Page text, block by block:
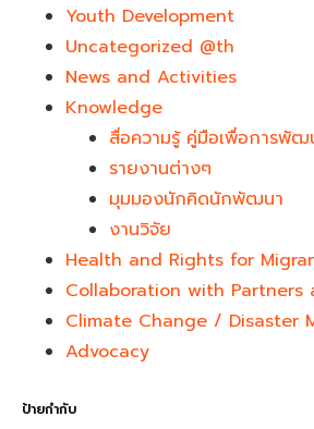
Youth Development​
Uncategorized @th
News and Activities
Knowledge
สื่อความรู้ คู่มือเพื่อการพัฒ
รายงานต่างๆ
มุมมองนักคิดนักพัฒนา
งานวิจัย
Health and Rights for
Collaboration with Partners
Climate Change / Disaster
Advocacy
ป้ายกำกับ